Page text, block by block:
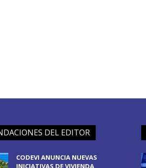
DEL EDITOR
CODEVI ANUNCIA NUEVAS
INICIATIVAS DE VIVIENDA